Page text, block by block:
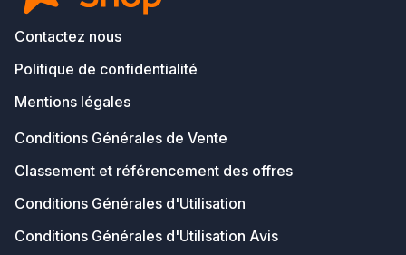
Contactez nous
Politique de confidentialité
Mentions légales
Conditions Générales de Vente
Classement et référencement des offres
Conditions Générales d'Utilisation
Conditions Générales d'Utilisation Avis